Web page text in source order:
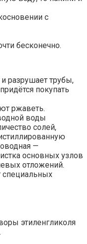
с
бесконечно.
разрушает трубы,
покупать
ржаветь.
воды
солей,
—
основных узлов
отложений.
специальных
этиленгликоля